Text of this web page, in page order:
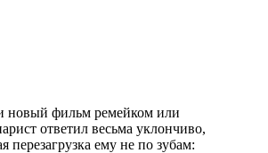
новый фильм ремейком или
ответил весьма уклончиво,
перезагрузка ему не по зубам: